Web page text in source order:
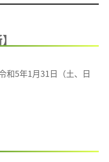
5年1月31日（土、日